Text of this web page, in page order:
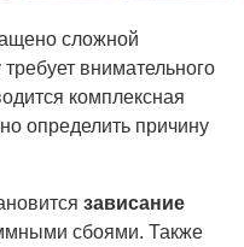
сложной
внимательного
комплексная
определить причину
зависание
сбоями. Также